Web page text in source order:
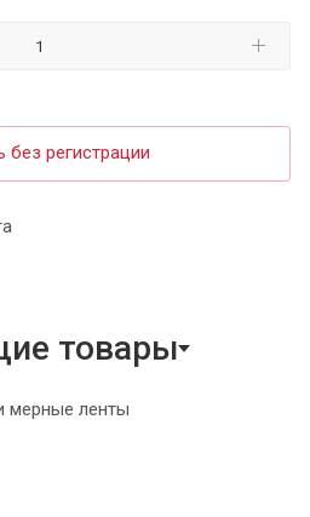
без регистрации
товары
мерные ленты